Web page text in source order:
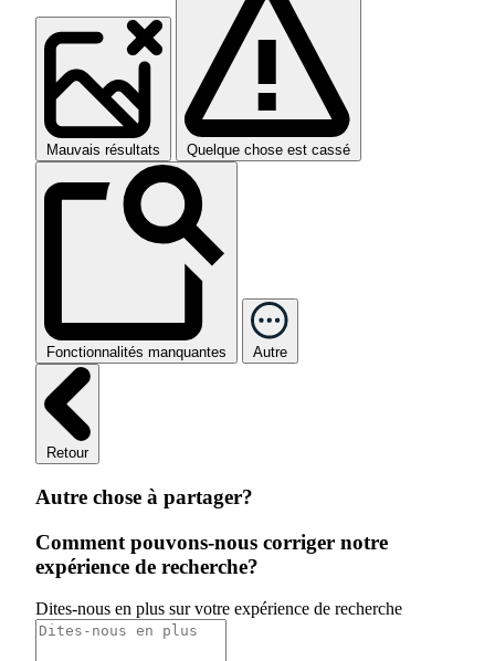
Mauvais résultats Quelque chose est cassé
Fonctionnalités manquantes Autre
Retour
Autre chose à partager?
Comment pouvons-nous corriger notre
expérience de recherche?
Dites-nous en plus sur votre expérience de recherche